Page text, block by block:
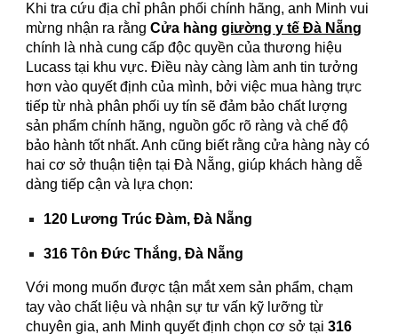
Khi tra cứu địa chỉ phân phối chính hãng, anh Minh vui
mừng nhận ra rằngCửa hànggiường y tế Đà Nẵng
chính là nhà cung cấp độc quyền của thương hiệu
Lucass tại khu vực. Điều này càng làm anh tin tưởng
hơn vào quyết định của mình, bởi việc mua hàng trực
tiếp từ nhà phân phối uy tín sẽ đảm bảo chất lượng
sản phẩm chính hãng, nguồn gốc rõ ràng và chế độ
bảo hành tốt nhất. Anh cũng biết rằng cửa hàng này có
hai cơ sở thuận tiện tại Đà Nẵng, giúp khách hàng dễ
dàng tiếp cận và lựa chọn:
120 Lương Trúc Đàm, Đà Nẵng
316 Tôn Đức Thắng, Đà Nẵng
Với mong muốn được tận mắt xem sản phẩm, chạm
tay vào chất liệu và nhận sự tư vấn kỹ lưỡng từ
chuyên gia, anh Minh quyết định chọn cơ sở tại316